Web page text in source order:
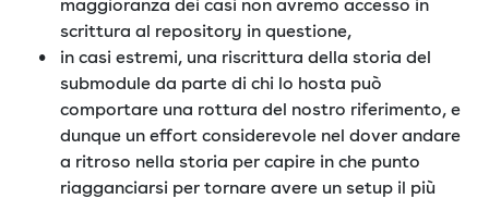
maggioranza dei casi non avremo accesso in
scrittura al repository in questione,
in casi estremi, una riscrittura della storia del
submodule da parte di chi lo hosta può
comportare una rottura del nostro riferimento, e
dunque un effort considerevole nel dover andare
a ritroso nella storia per capire in che punto
riagganciarsi per tornare avere un setup il più